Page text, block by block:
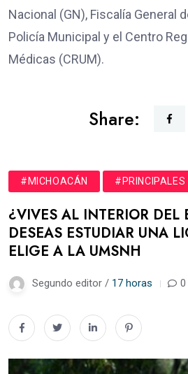
Nacional (GN), Fiscalía General
Policía Municipal y el Centro
Médicas (CRUM).
Share:
#MICHOACÁN #PRINCIPALES
¿VIVES AL INTERIOR DEL
DESEAS ESTUDIAR UNA
ELIGE A LA UMSNH
Segundo editor / 17 horas 0